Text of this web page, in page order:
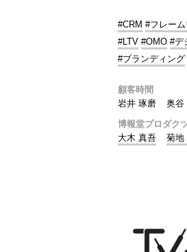
#CRM #フレーム
#LTV #OMO #デ
#ブランディング
顧客時間
岩井 琢磨
奥谷
博報堂プロダク
大木 真吾
菊地